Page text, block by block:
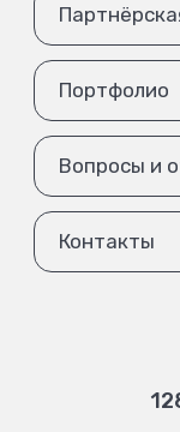
Портфолио
Вопросы и
Контакты